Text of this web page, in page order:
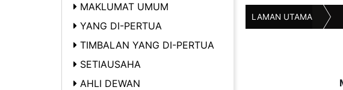
LAMAN UTAMA
MAKLUMAT UMUM
YANG DI-PERTUA
TIMBALAN YANG DI-PERTUA
SETIAUSAHA
AHLI DEWAN